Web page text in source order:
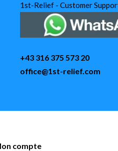
1st-Relief - Customer
+43 316 375 573 20
office@1st-relief.com
compte